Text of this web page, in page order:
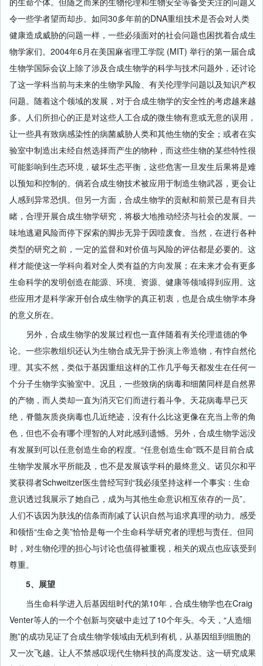
令一些学者望而却步。如同30多年前的DNA重组技术是否会对人类
健康造成威胁的问题一样，一些必须面对的社会问题也困扰着合成生
物学家们。2004年6月在美国麻省理工学院 (MIT) 举行的第一届合成
生物学国际会议上除了涉及合成生物学的科学与技术问题外，还讨论
了这一学科当前与未来的生物学风险、有关伦理学问题以及知识产权
问题。随着这个领域的发展，对于合成生物学的安全性的考虑越来越
多。人们所担心的正是对这些人工合成的微生物有意或无意的误用，
让一些具有致病感染性的病菌威胁人类和其他生物的安全；或者在实
验室中制造出未经自然选择而产生的物种，而这些生物的某些特性很
可能影响到生态环境，破坏生态平衡，这些危害一旦发生后果将是难
以预知和控制的。倘若合成生物技术被应用于制造生物武器，更会让
人感到异常恐惧。但另一方面，合成生物学的贡献和前景已是有目共
睹，合理开展合成生物学研究，将极大地推动经济与社会的发展。一
味地逃避风险而停下探索的脚步无异于因噎废食。当然，在进行各种
类型的研究之前，一定的监督和对价值与风险的评估都是必要的。这
样才能使这一学科向着对全人类有益的方向发展；在未来才会有更多
生命科学的发明创造在能源、环境、资源、健康等领域得到应用。这
些应用才是科学家开创合成生物学的真正初衷，也是合成生物学本身
的意义所在。
另外，合成生物学的发展过程也一直伴随着有关伦理道德的争
论。一些宗教组织还认为生物合成无异于扮演上帝造物，有悖自然伦
理。其实不然，类似于基因重组这样的工作几乎每天都发生在任何一
个分子生物学实验室中。况且，一些致病的病毒和细菌同样是自然界
的产物，而人类却一直为消灭它们而进行着斗争。天花病毒早已灭
绝，脊髓灰质炎病毒也几近绝迹，没有什么比这更像在充当上帝的角
色，但也不会有哪个理智的人对此感到遗憾。另外，合成生物学远没
有发展到可以任意创造生命的程度。“任意创造生命”既不是目前合成
生物学发展水平所能及，也不是发展该学科的最终意义。诺贝尔和平
奖获得者Schweitzer医生曾经写到“我必须坚持这样一个事实：生命
意识透过我展示了她自己，成为与其他生命意识相互依存的一员”。
人们不该因为肤浅的信条而削减了认识自然与追求真理的动力。感受
和领悟“生命之美”恰恰是每一个生命科学研究者的理想与责任。但同
时，对生物伦理的担心与讨论也值得被重视，相关的观点也应该受到
尊重。
5、展望
当生命科学进入后基因组时代的第10年，合成生物学也在Craig
Venter等人的一个个创新与突破中走过了10个年头。今天，“人造细
胞”的成功见证了合成生物学领域由无机到有机，从基因组到细胞的
又一次飞越。让人不禁感叹现代生物科技的高度发达。这一研究成果